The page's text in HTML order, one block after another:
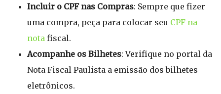
Incluir o CPF nas Compras: Sempre que fizer
uma compra, peça para colocar seu CPF na
nota fiscal.
Acompanhe os Bilhetes: Verifique no portal da
Nota Fiscal Paulista a emissão dos bilhetes
eletrônicos.